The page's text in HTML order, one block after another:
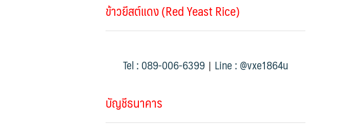
ข้าวยีสต์แดง (Red Yeast Rice)
Tel : 089-006-6399 | Line : @vxe1864u
บัญชีธนาคาร